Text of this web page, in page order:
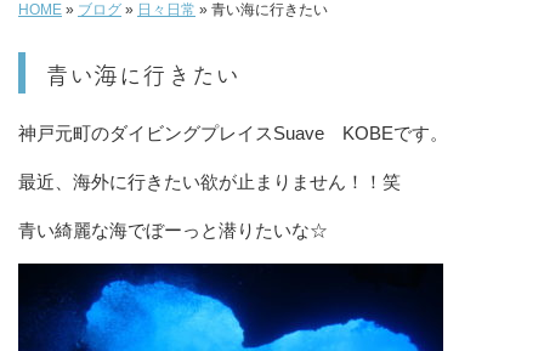
HOME » ブログ » 日々日常 » 青い海に行きたい
青い海に行きたい
神戸元町のダイビングプレイスSuave KOBEです。
最近、海外に行きたい欲が止まりません！！笑
青い綺麗な海でぼーっと潜りたいな☆